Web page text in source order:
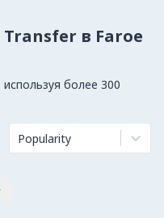
в Faroe
более 300
Popularity